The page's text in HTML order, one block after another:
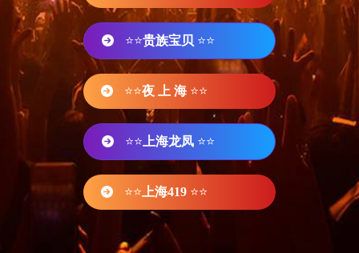
⭐⭐贵族宝贝 ⭐⭐
⭐⭐夜 上 海 ⭐⭐
⭐⭐ 上海龙凤 ⭐⭐
⭐⭐ 上海419 ⭐⭐